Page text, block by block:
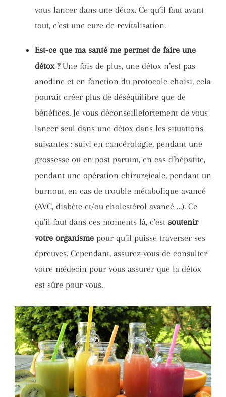
vous lancer dans une détox. Ce qu’il faut avant
tout, c’est une cure de revitalisation.
Est-ce que ma santé me permet de faire une
détox ?Une fois de plus, une détox n’est pas
anodine et en fonction du protocole choisi, cela
pourait créer plus de déséquilibre que de
bénéfices. Je vous déconseillefortement de vous
lancer seul dans une détox dans les situations
suivantes : suivi en cancérologie, pendant une
grossesse ou en post partum, en cas d’hépatite,
pendant une opération chirurgicale, pendant un
burnout, en cas de trouble métabolique avancé
(AVC, diabète et/ou cholestérol avancé …). Ce
qu’il faut dans ces moments là, c’est soutenir
votre organisme pour qu’il puisse traverser ses
épreuves. Cependant, assurez-vous de consulter
votre médecin pour vous assurer que la détox
est sûre pour vous.